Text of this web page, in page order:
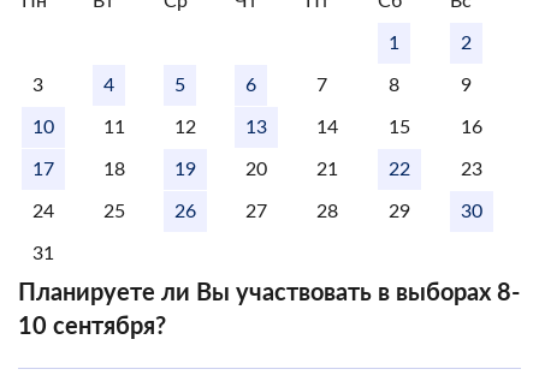
1 2
3 4 5 6 7 8 9
10 11 12 13 14 15 16
17 18 19 20 21 22 23
24 25 26 27 28 29 30
31
Планируете ли Вы участвовать в выборах 8-
10 сентября?